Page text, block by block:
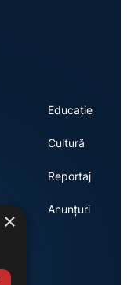
Educație
Cultură
Reportaj
Anunțuri
×